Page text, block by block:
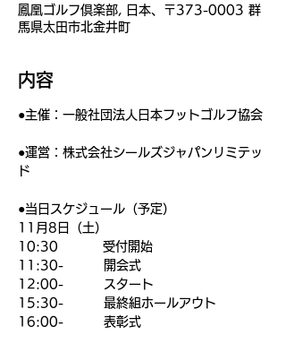
鳳凰ゴルフ倶楽部, 日本、〒373-0003 群
馬県太田市北金井町
内容
●主催：一般社団法人日本フットゴルフ協会
●運営：株式会社シールズジャパンリミテッ
ド
●当日スケジュール（予定）
11月8日（土）
10:30          受付開始
11:30-         開会式
12:00-         スタート
15:30-         最終組ホールアウト
16:00-         表彰式